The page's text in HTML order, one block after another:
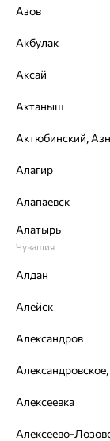
11 003
4 платежа по 2 751
Описание
Вид изделия:
Азов
Акбулак
Аксай
Актаныш
Алагир
Алапаевск
Алатырь
Чувашия
Алдан
Алейск
Александров
Алексеевка
Алексеево-